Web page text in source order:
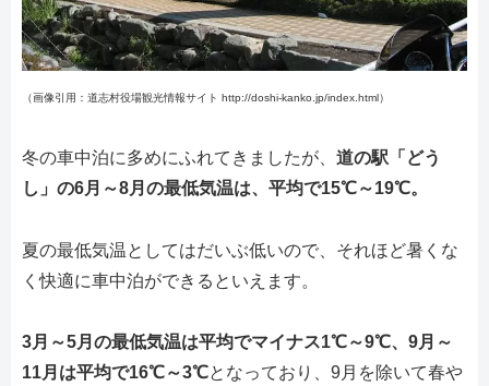
（画像引用：道志村役場観光情報サイト http://doshi-kanko.jp/index.html）
冬の車中泊に多めにふれてきましたが、 道の駅「どう
し」の6月～8月の最低気温は、平均で15℃～19℃。
夏の最低気温としてはだいぶ低いので、それほど暑くな
く快適に車中泊ができるといえます。
3月～5月の最低気温は平均でマイナス1℃～9℃、9月～
11月は平均で16℃～3℃となっており、9月を除いて春や